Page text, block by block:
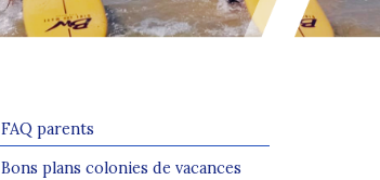
FAQ parents
Bons plans colonies de vacances